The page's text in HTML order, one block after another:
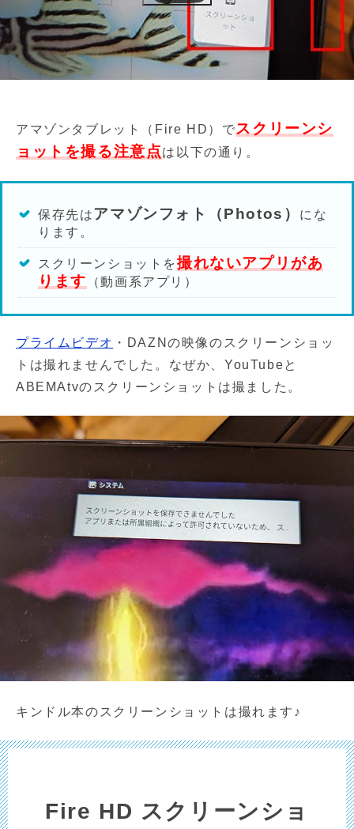
アマゾンタブレット（Fire HD）でスクリーンシ
ョットを撮る注意点は以下の通り。
保存先は アマゾンフォト（Photos）
にな
ります。
スクリーンショットを撮れないアプリがあ
ります
（動画系アプリ）
プライムビデオ ・DAZNの映像のスクリーンショッ
トは撮れませんでした。なぜか、YouTubeと
ABEMAtvのスクリーンショットは撮ました。
キンドル本のスクリーンショットは撮れます♪
Fire HD スクリーンショ